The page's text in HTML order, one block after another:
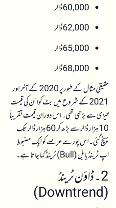
60,000 ڈالر
62,000 ڈالر
65,000 ڈالر
68,000 ڈالر
حقیقی مثال کے طور پر 2020 کے آخر اور
2021 کے شروع میں بٹ کوائن کی قیمت
تیزی سے بڑھی تھی۔ اس دوران قیمت تقریباً
10 ہزار ڈالر سے بڑھ کر 60 ہزار ڈالر تک
پہنچ گئی۔ اس پورے عرصے کو ایک مضبوط
اپ ٹرینڈ یا بل (Bull) ٹرینڈ کہا جاتا ہے۔
2۔ ڈاؤن ٹرینڈ
(Downtrend)